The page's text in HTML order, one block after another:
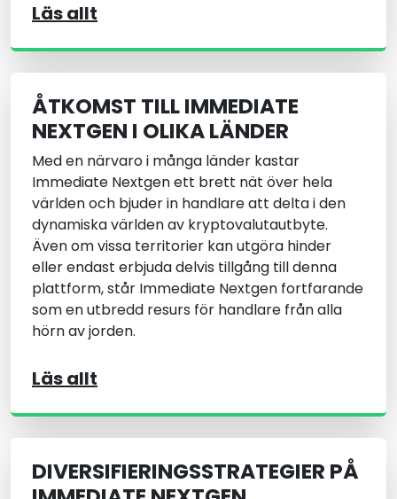
Läs allt
ÅTKOMST TILL IMMEDIATE
NEXTGEN I OLIKA LÄNDER
Med en närvaro i många länder kastar
Immediate Nextgen ett brett nät över hela
världen och bjuder in handlare att delta i den
dynamiska världen av kryptovalutautbyte.
Även om vissa territorier kan utgöra hinder
eller endast erbjuda delvis tillgång till denna
plattform, står Immediate Nextgen fortfarande
som en utbredd resurs för handlare från alla
hörn av jorden.
Läs allt
DIVERSIFIERINGSSTRATEGIER PÅ